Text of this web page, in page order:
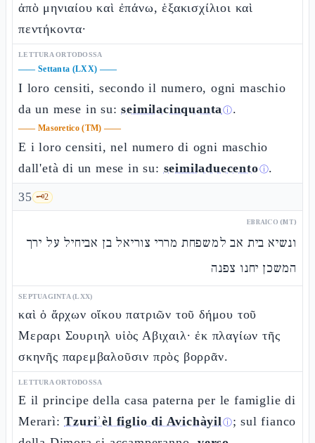
ἀπὸ μηνιαίου καὶ ἐπάνω, ἑξακισχίλιοι καὶ
πεντήκοντα·
LETTURA ORTODOSSA
—— Settanta (LXX) ——
I loro censiti, secondo il numero, ogni maschio
da un mese in su:seimilacinquantaⓘ.
—— Masoretico (TM) ——
E i loro censiti, nel numero di ogni maschio
dall'età di un mese in su: seimiladuecentoⓘ.
35 🗝️2
EBRAICO (MT)
ונשיא בית אב למשפחת מררי צוריאל בן אביחיל על ירך
המשכן יחנו צפנה
SEPTUAGINTA (LXX)
καὶ ὁ ἄρχων οἴκου πατριῶν τοῦ δήμου τοῦ
Μεραρι Σουριηλ υἱὸς Αβιχαιλ· ἐκ πλαγίων τῆς
σκηνῆς παρεμβαλοῦσιν πρὸς βορρᾶν.
LETTURA ORTODOSSA
E il principe della casa paterna per le famiglie di
Merarì:Tzuriʾèl figlio di Avichàyilⓘ; sul fianco